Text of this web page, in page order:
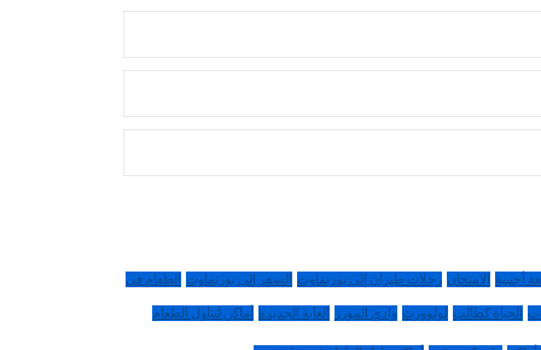
أجنبية الامتحان رحلات طيران إلى بورنماوث السفر إلى بورنماوث الطعام في
الحياة كطالب لولوورث وادي المورز الغابة الجديدة أماكن لتناول الطعام